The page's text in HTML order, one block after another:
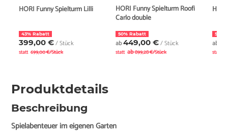
HORI Funny Spielturm Lilli
43% Rabatt
399,00 €/ Stück
statt 699,00 €/Stück
HORI Funny Spielturm Roofi
Carlo double
50% Rabatt
ab449,00 €/ Stück
statt ab899,28 €/Stück
53%
ab
statt
Produktdetails
Beschreibung
Spielabenteuer im eigenen Garten